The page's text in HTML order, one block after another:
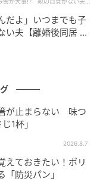
だよ」いつまでも子
い夫【離婚後同居 Vo
が止まらない 味つ
1杯」
2026.8.7
えておきたい！ポリ
防災パン」